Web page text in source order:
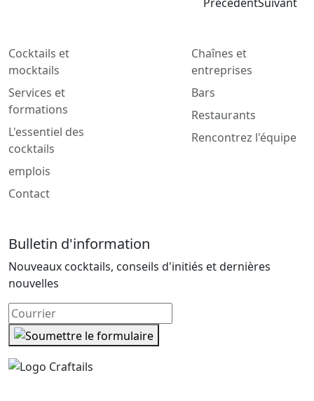
Cocktails et
mocktails
Services et
formations
L'essentiel des
cocktails
emplois
Contact
Chaînes et
entreprises
Bars
Restaurants
Rencontrez l'équipe
Bulletin d'information
Nouveaux cocktails, conseils d'initiés et dernières
nouvelles